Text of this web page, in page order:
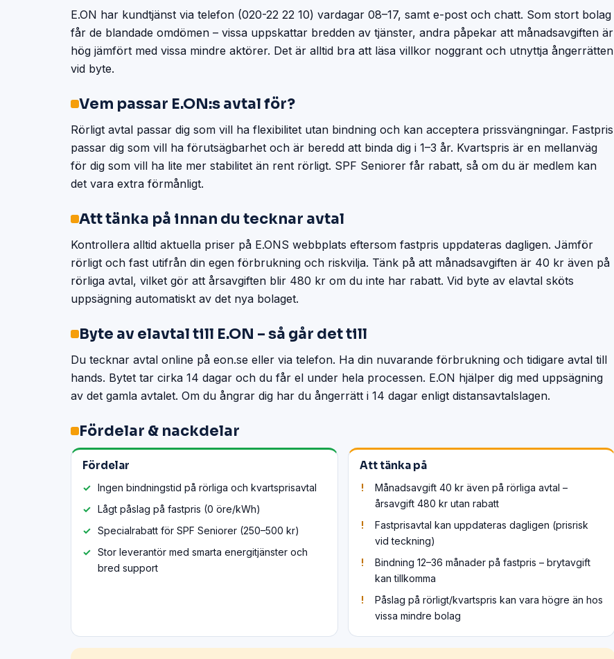
E.ON har kundtjänst via telefon (020-22 22 10) vardagar 08–17, samt e-post och chatt. Som stort bolag
får de blandade omdömen – vissa uppskattar bredden av tjänster, andra påpekar att månadsavgiften är
hög jämfört med vissa mindre aktörer. Det är alltid bra att läsa villkor noggrant och utnyttja ångerrätten
vid byte.
Vem passar E.ON:s avtal för?
Rörligt avtal passar dig som vill ha flexibilitet utan bindning och kan acceptera prissvängningar. Fastpris
passar dig som vill ha förutsägbarhet och är beredd att binda dig i 1–3 år. Kvartspris är en mellanväg
för dig som vill ha lite mer stabilitet än rent rörligt. SPF Seniorer får rabatt, så om du är medlem kan
det vara extra förmånligt.
Att tänka på innan du tecknar avtal
Kontrollera alltid aktuella priser på E.ONS webbplats eftersom fastpris uppdateras dagligen. Jämför
rörligt och fast utifrån din egen förbrukning och riskvilja. Tänk på att månadsavgiften är 40 kr även på
rörliga avtal, vilket gör att årsavgiften blir 480 kr om du inte har rabatt. Vid byte av elavtal sköts
uppsägning automatiskt av det nya bolaget.
Byte av elavtal till E.ON – så går det till
Du tecknar avtal online på eon.se eller via telefon. Ha din nuvarande förbrukning och tidigare avtal till
hands. Bytet tar cirka 14 dagar och du får el under hela processen. E.ON hjälper dig med uppsägning
av det gamla avtalet. Om du ångrar dig har du ångerrätt i 14 dagar enligt distansavtalslagen.
Fördelar & nackdelar
Fördelar
Ingen bindningstid på rörliga och kvartsprisavtal
Lågt påslag på fastpris (0 öre/kWh)
Specialrabatt för SPF Seniorer (250–500 kr)
Stor leverantör med smarta energitjänster och
bred support
Att tänka på
Månadsavgift 40 kr även på rörliga avtal –
årsavgift 480 kr utan rabatt
Fastprisavtal kan uppdateras dagligen (prisrisk
vid teckning)
Bindning 12–36 månader på fastpris – brytavgift
kan tillkomma
Påslag på rörligt/kvartspris kan vara högre än hos
vissa mindre bolag